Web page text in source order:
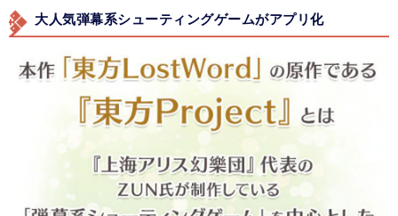
大人気弾幕系シューティングゲームがアプリ化